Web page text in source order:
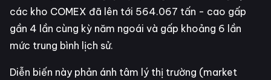
các kho COMEX đã lên tới 564.067 tấn - cao gấp
gần 4 lần cùng kỳ năm ngoái và gấp khoảng 6 lần
mức trung bình lịch sử.
Diễn biến này phản ánh tâm lý thị trường (market